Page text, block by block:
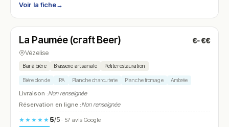
Voir la fiche→
N° 6
La Paumée (craft Beer) €-€€
Vézelise
Bar à bière Brasserie artisanale Petite restauration
Bière blonde IPA Planche charcuterie Planche fromage Ambrée
Livraison :Non renseignée
Réservation en ligne :Non renseignée
★★★★★ 5/5· 57 avis Google